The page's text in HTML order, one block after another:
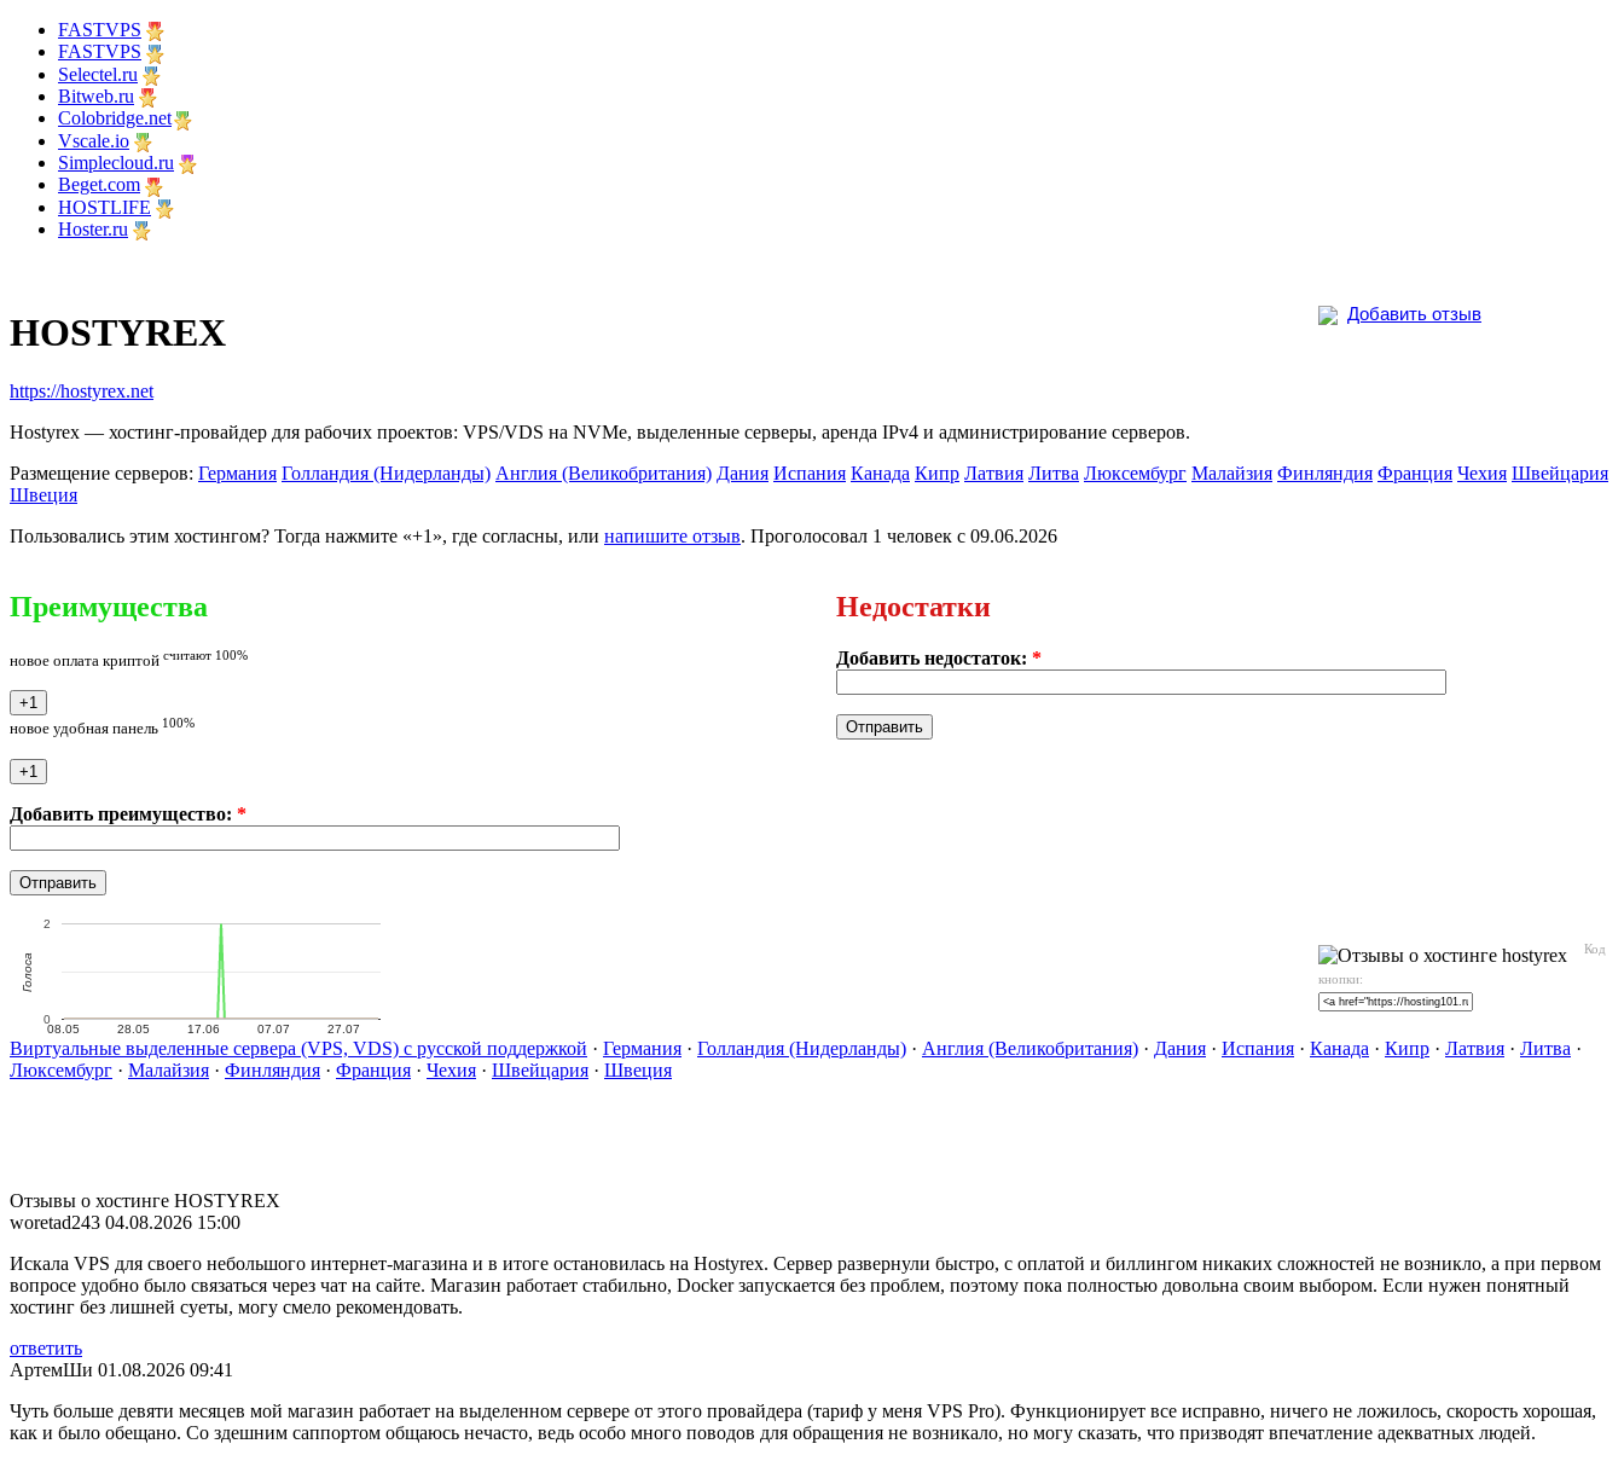
FASTVPS
FASTVPS
Selectel.ru
Bitweb.ru
Colobridge.net
Vscale.io
Simplecloud.ru
Beget.com
HOSTLIFE
Hoster.ru
Добавить отзыв
HOSTYREX
https://hostyrex.net
Hostyrex — хостинг-провайдер для рабочих проектов: VPS/VDS на NVMe, выделенные серверы, аренда IPv4 и администрирование серверов.
Размещение серверов: Германия Голландия (Нидерланды) Англия (Великобритания) Дания Испания Канада Кипр Латвия Литва Люксембург Малайзия Финляндия Франция Чехия Швейцария
Швеция
Пользовались этим хостингом? Тогда нажмите «+1», где согласны, или напишите отзыв. Проголосовал 1 человек с 09.06.2026
Преимущества
новое оплата криптой считают 100%
новое удобная панель 100%
Добавить преимущество: *
Недостатки
Добавить недостаток: *
Код
кнопки:
08.05 28.05 17.06 07.07 27.07
0
2
Голоса
Виртуальные выделенные сервера (VPS, VDS) с русской поддержкой · Германия · Голландия (Нидерланды) · Англия (Великобритания) · Дания · Испания · Канада · Кипр · Латвия · Литва ·
Люксембург · Малайзия · Финляндия · Франция · Чехия · Швейцария · Швеция
Отзывы о хостинге HOSTYREX
woretad243 04.08.2026 15:00
Искала VPS для своего небольшого интернет-магазина и в итоге остановилась на Hostyrex. Сервер развернули быстро, с оплатой и биллингом никаких сложностей не возникло, а при первом
вопросе удобно было связаться через чат на сайте. Магазин работает стабильно, Docker запускается без проблем, поэтому пока полностью довольна своим выбором. Если нужен понятный
хостинг без лишней суеты, могу смело рекомендовать.
ответить
АртемШи 01.08.2026 09:41
Чуть больше девяти месяцев мой магазин работает на выделенном сервере от этого провайдера (тариф у меня VPS Pro). Функционирует все исправно, ничего не ложилось, скорость хорошая,
как и было обещано. Со здешним саппортом общаюсь нечасто, ведь особо много поводов для обращения не возникало, но могу сказать, что призводят впечатление адекватных людей.